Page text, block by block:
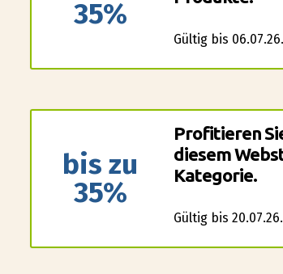
35%
Gültig bis 06.07.26.
bis zu
35%
Profitieren
diesem
Kategorie.
Gültig bis 20.07.26.